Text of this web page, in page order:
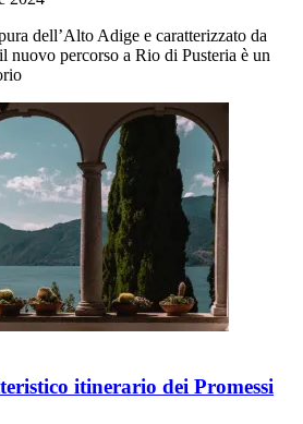
dell’Alto Adige e caratterizzato da
nuovo percorso a Rio di Pusteria è un
itinerario dei Promessi